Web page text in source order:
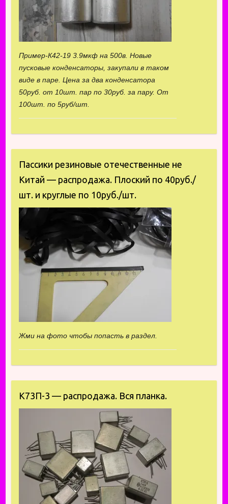
Пример-К42-19 3.9мкф на 500в. Новые
пусковые конденсаторы, закупали в таком
виде в паре. Цена за два конденсатора
50руб. от 10шт. пар по 30руб. за пару. От
100шт. по 5руб/шт.
Пассики резиновые отечественные не
Китай — распродажа. Плоский по 40руб./
шт. и круглые по 10руб./шт.
Жми на фото чтобы попасть в раздел.
К73П-3 — распродажа. Вся планка.